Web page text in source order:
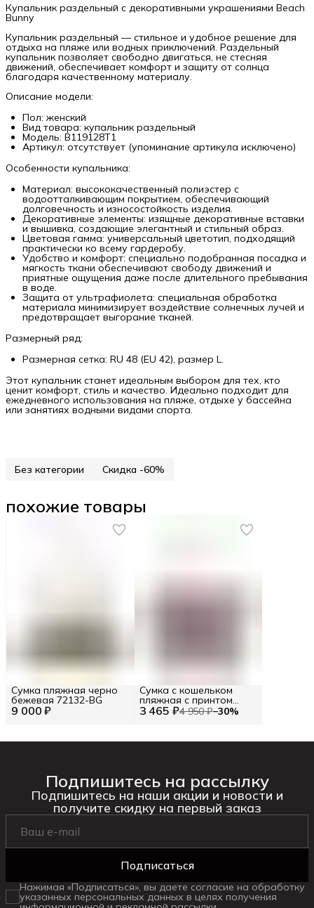
Купальник раздельный с декоративными украшениями Beach
Bunny
Купальник раздельный — стильное и удобное решение для
отдыха на пляже или водных приключений. Раздельный
купальник позволяет свободно двигаться, не стесняя
движений, обеспечивает комфорт и защиту от солнца
благодаря качественному материалу.
Описание модели:
Пол: женский
Вид товара: купальник раздельный
Модель: B119128T1
Артикул: отсутствует (упоминание артикула исключено)
Особенности купальника:
Материал: высококачественный полиэстер с
водоотталкивающим покрытием, обеспечивающий
долговечность и износостойкость изделия.
Декоративные элементы: изящные декоративные вставки
и вышивка, создающие элегантный и стильный образ.
Цветовая гамма: универсальный цветотип, подходящий
практически ко всему гардеробу.
Удобство и комфорт: специально подобранная посадка и
мягкость ткани обеспечивают свободу движений и
приятные ощущения даже после длительного пребывания
в воде.
Защита от ультрафиолета: специальная обработка
материала минимизирует воздействие солнечных лучей и
предотвращает выгорание тканей.
Размерный ряд:
Размерная сетка: RU 48 (EU 42), размер L.
Этот купальник станет идеальным выбором для тех, кто
ценит комфорт, стиль и качество. Идеально подходит для
ежедневного использования на пляже, отдыхе у бассейна
или занятиях водными видами спорта.
Без категории Скидка -60%
похожие товары
9 000 ₽
Сумка пляжная черно
бежевая 72132-BG
3 465 ₽4 950 ₽−30%
Сумка с кошельком
пляжная с принтом
цветные полосы (86102)
Подпишитесь на рассылку
Подпишитесь на наши акции и новости и
получите скидку на первый заказ
Подписаться
Нажимая «Подписаться», вы даете согласие на обработку
указанных персональных данных в целях получения